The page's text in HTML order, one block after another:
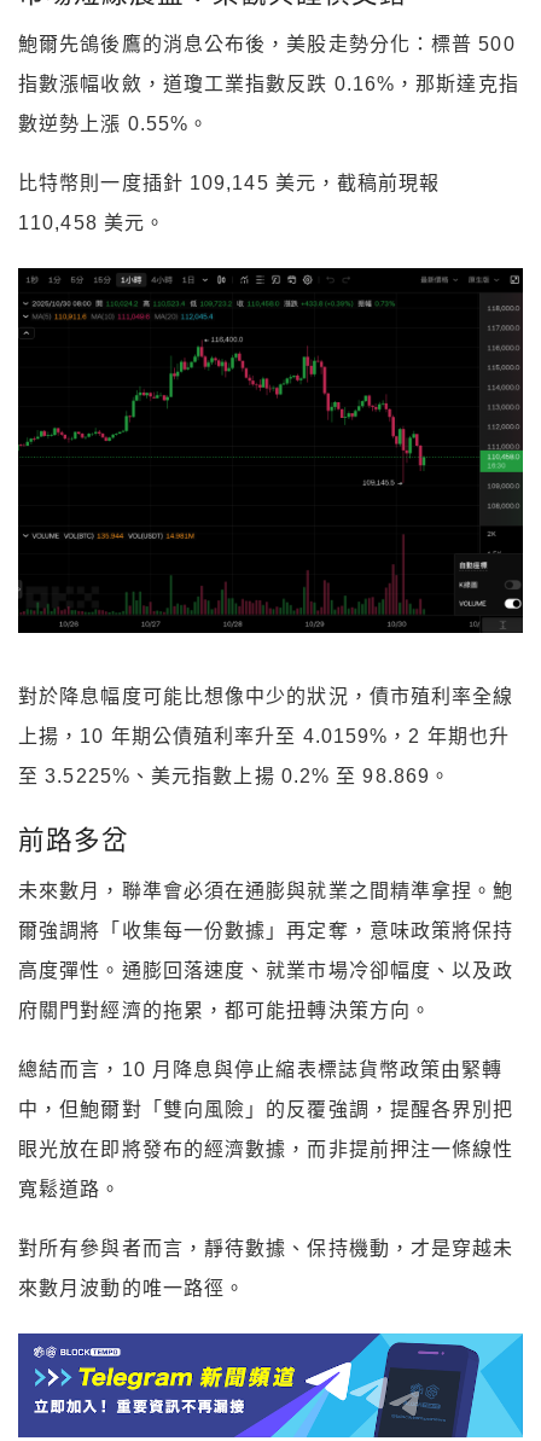
鮑爾先鴿後鷹的消息公布後，美股走勢分化：標普 500
指數漲幅收斂，道瓊工業指數反跌 0.16%，那斯達克指
數逆勢上漲 0.55%。
比特幣則一度插針 109,145 美元，截稿前現報
110,458 美元。
對於降息幅度可能比想像中少的狀況，債市殖利率全線
上揚，10 年期公債殖利率升至 4.0159%，2 年期也升
至 3.5225%、美元指數上揚 0.2% 至 98.869。
前路多岔
未來數月，聯準會必須在通膨與就業之間精準拿捏。鮑
爾強調將「收集每一份數據」再定奪，意味政策將保持
高度彈性。通膨回落速度、就業市場冷卻幅度、以及政
府關門對經濟的拖累，都可能扭轉決策方向。
總結而言，10 月降息與停止縮表標誌貨幣政策由緊轉
中，但鮑爾對「雙向風險」的反覆強調，提醒各界別把
眼光放在即將發布的經濟數據，而非提前押注一條線性
寬鬆道路。
對所有參與者而言，靜待數據、保持機動，才是穿越未
來數月波動的唯一路徑。